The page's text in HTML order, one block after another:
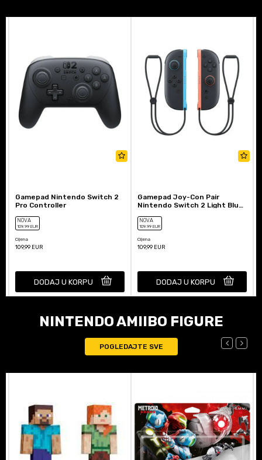
Gamepad Nintendo Switch 2
Pro Controller
NOVA
109,99 EUR
Cijena
109,99 EUR
DODAJ U KORPU
Gamepad Joy-Con Pair
Nintendo Switch 2 Light Blue
NOVA
109,99 EUR
Cijena
109,99 EUR
DODAJ U KORPU
NINTENDO AMIIBO FIGURE
POGLEDAJTE SVE